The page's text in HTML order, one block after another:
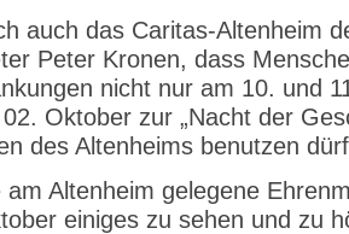
auch das Caritas-Altenheim
Peter Kronen, dass
nicht nur am 10. und
Oktober zur „Nacht der
des Altenheims benutzen
Altenheim gelegene
einiges zu sehen und zu